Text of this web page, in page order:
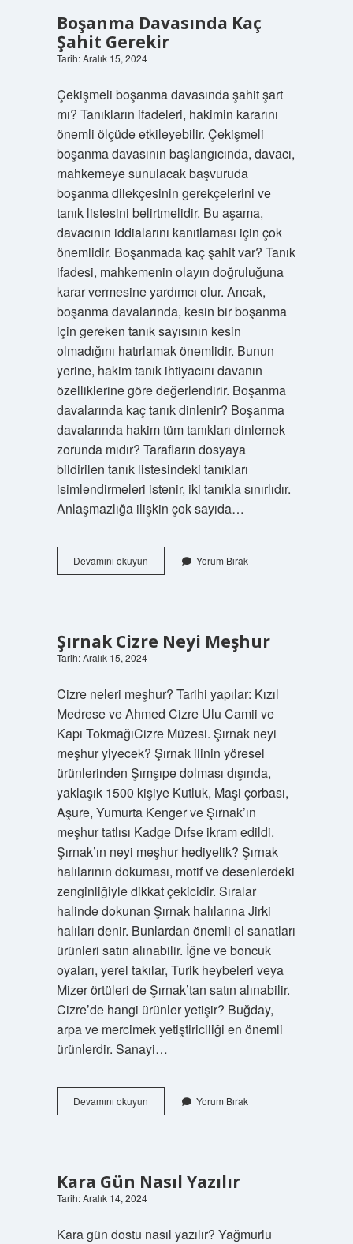
Boşanma Davasında Kaç
Şahit Gerekir
Tarih: Aralık 15, 2024
Çekişmeli boşanma davasında şahit şart
mı? Tanıkların ifadeleri, hakimin kararını
önemli ölçüde etkileyebilir. Çekişmeli
boşanma davasının başlangıcında, davacı,
mahkemeye sunulacak başvuruda
boşanma dilekçesinin gerekçelerini ve
tanık listesini belirtmelidir. Bu aşama,
davacının iddialarını kanıtlaması için çok
önemlidir. Boşanmada kaç şahit var? Tanık
ifadesi, mahkemenin olayın doğruluğuna
karar vermesine yardımcı olur. Ancak,
boşanma davalarında, kesin bir boşanma
için gereken tanık sayısının kesin
olmadığını hatırlamak önemlidir. Bunun
yerine, hakim tanık ihtiyacını davanın
özelliklerine göre değerlendirir. Boşanma
davalarında kaç tanık dinlenir? Boşanma
davalarında hakim tüm tanıkları dinlemek
zorunda mıdır? Tarafların dosyaya
bildirilen tanık listesindeki tanıkları
isimlendirmeleri istenir, iki tanıkla sınırlıdır.
Anlaşmazlığa ilişkin çok sayıda…
Devamını okuyunBoşanma
Davasında
Yorum Bırak
Şırnak Cizre Neyi Meşhur
Tarih: Aralık 15, 2024
Cizre neleri meşhur? Tarihi yapılar: Kızıl
Medrese ve Ahmed Cizre Ulu Camii ve
Kapı TokmağıCizre Müzesi. Şırnak neyi
meşhur yiyecek? Şırnak ilinin yöresel
ürünlerinden Şımşıpe dolması dışında,
yaklaşık 1500 kişiye Kutluk, Maşi çorbası,
Aşure, Yumurta Kenger ve Şırnak’ın
meşhur tatlısı Kadge Dıfse ikram edildi.
Şırnak’ın neyi meşhur hediyelik? Şırnak
halılarının dokuması, motif ve desenlerdeki
zenginliğiyle dikkat çekicidir. Sıralar
halinde dokunan Şırnak halılarına Jirki
halıları denir. Bunlardan önemli el sanatları
ürünleri satın alınabilir. İğne ve boncuk
oyaları, yerel takılar, Turik heybeleri veya
Mizer örtüleri de Şırnak’tan satın alınabilir.
Cizre’de hangi ürünler yetişir? Buğday,
arpa ve mercimek yetiştiriciliği en önemli
ürünlerdir. Sanayi…
Devamını okuyunŞırnak
Cizre
Yorum Bırak
Kara Gün Nasıl Yazılır
Tarih: Aralık 14, 2024
Kara gün dostu nasıl yazılır? Yağmurlu